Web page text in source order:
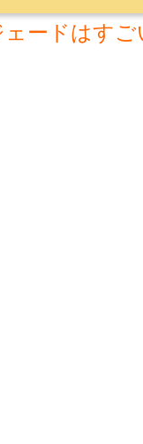
ードはすご